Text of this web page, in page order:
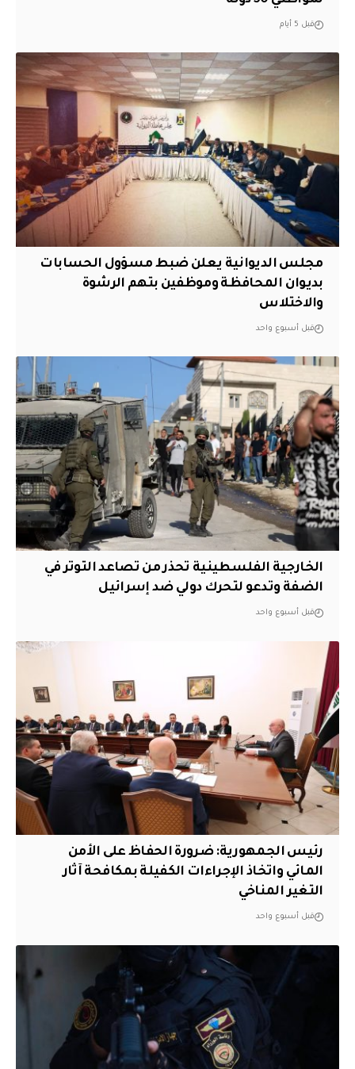
قبل 5 أيام
مجلس الديوانية يعلن ضبط مسؤول الحسابات
بديوان المحافظة وموظفين بتهم الرشوة
والاختلاس
قبل أسبوع واحد
الخارجية الفلسطينية تحذر من تصاعد التوتر في
الضفة وتدعو لتحرك دولي ضد إسرائيل
قبل أسبوع واحد
رئيس الجمهورية: ضرورة الحفاظ على الأمن
المائي واتخاذ الإجراءات الكفيلة بمكافحة آثار
التغير المناخي
قبل أسبوع واحد